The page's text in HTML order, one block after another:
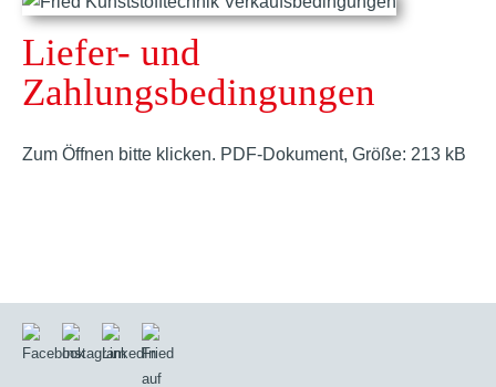
Liefer- und
Zahlungsbedingungen
Zum Öffnen bitte klicken. PDF-Dokument, Größe: 213 kB